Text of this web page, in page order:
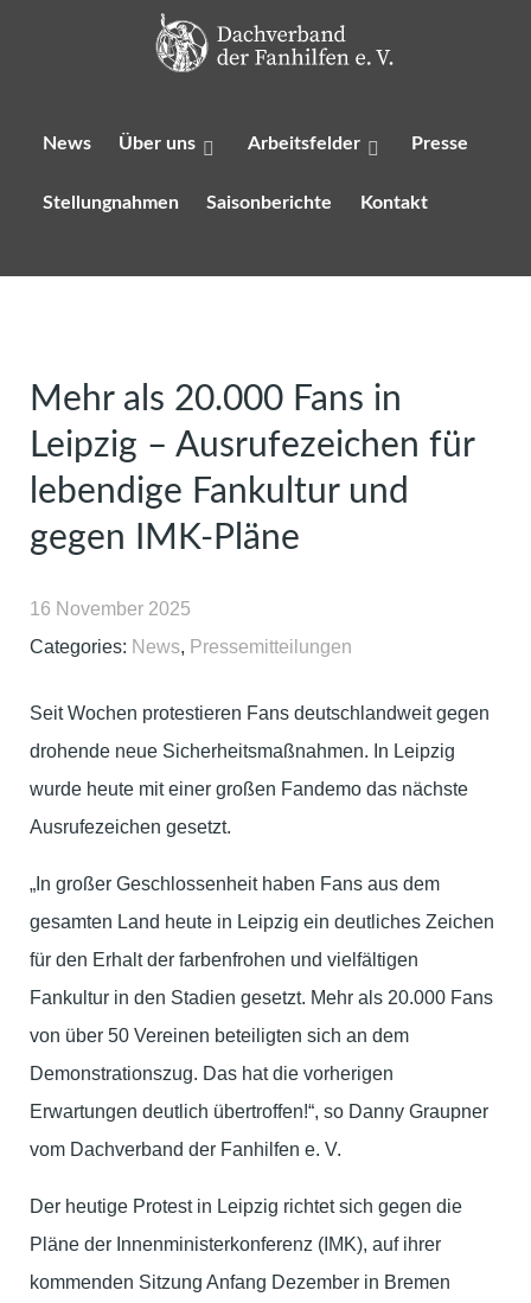
News Über uns Arbeitsfelder Presse
Stellungnahmen Saisonberichte Kontakt
Mehr als 20.000 Fans in
Leipzig – Ausrufezeichen für
lebendige Fankultur und
gegen IMK-Pläne
16 November 2025
Categories: News, Pressemitteilungen
Seit Wochen protestieren Fans deutschlandweit gegen
drohende neue Sicherheitsmaßnahmen. In Leipzig
wurde heute mit einer großen Fandemo das nächste
Ausrufezeichen gesetzt.
„In großer Geschlossenheit haben Fans aus dem
gesamten Land heute in Leipzig ein deutliches Zeichen
für den Erhalt der farbenfrohen und vielfältigen
Fankultur in den Stadien gesetzt. Mehr als 20.000 Fans
von über 50 Vereinen beteiligten sich an dem
Demonstrationszug. Das hat die vorherigen
Erwartungen deutlich übertroffen!“, so Danny Graupner
vom Dachverband der Fanhilfen e. V.
Der heutige Protest in Leipzig richtet sich gegen die
Pläne der Innenministerkonferenz (IMK), auf ihrer
kommenden Sitzung Anfang Dezember in Bremen